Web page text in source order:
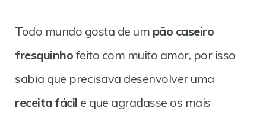
Todo mundo gosta de um pão caseiro
fresquinho feito com muito amor, por isso
sabia que precisava desenvolver uma
receita fácil e que agradasse os mais